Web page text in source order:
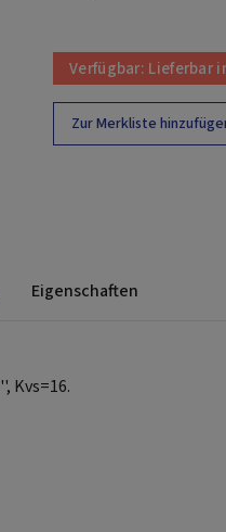
Verfügbar: Lieferbar
Zur Merkliste
Eigenschaften
Kvs=16.